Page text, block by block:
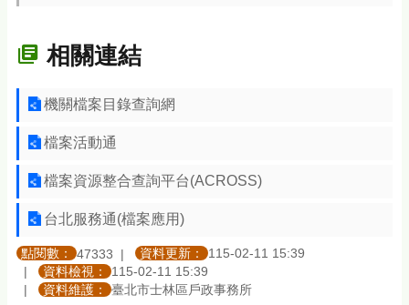
相關連結
機關檔案目錄查詢網
檔案活動通
檔案資源整合查詢平台(ACROSS)
台北服務通(檔案應用)
點閱數： 47333 資料更新：
115-02-11 15:39
資料檢視：
115-02-11 15:39
資料維護：
臺北市士林區戶政事務所